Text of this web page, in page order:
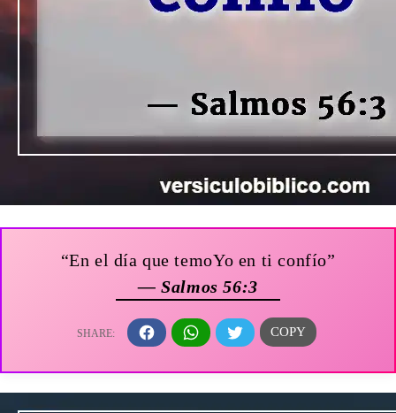
“En el día que temoYo en ti confío”
— Salmos 56:3